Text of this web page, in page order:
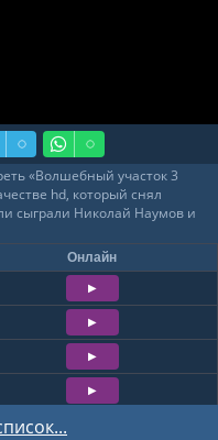
«Волшебный участок 3
hd, который снял
сыграли Николай Наумов и
Онлайн